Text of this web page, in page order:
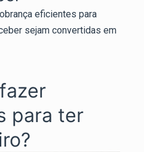
eficientes para
sejam convertidas em
para ter